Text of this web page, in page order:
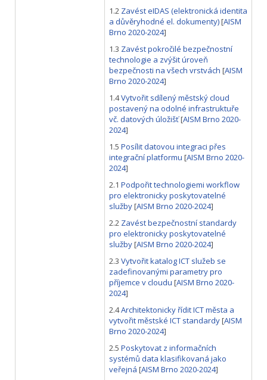
1.2 Zavést eIDAS (elektronická identita
a důvěryhodné el. dokumenty)[AISM
Brno 2020-2024]
1.3 Zavést pokročilé bezpečnostní
technologie a zvýšit úroveň
bezpečnosti na všech vrstvách [AISM
Brno 2020-2024]
1.4Vytvořit sdílený městský cloud
postavený na odolné infrastruktuře
vč. datových úložišť[AISM Brno 2020-
2024]
1.5 Posílit datovou integraci přes
integrační platformu [AISM Brno 2020-
2024]
2.1 Podpořit technologiemi workflow
pro elektronicky poskytovatelné
služby[AISM Brno 2020-2024]
2.2 Zavést bezpečnostní standardy
pro elektronicky poskytovatelné
služby[AISM Brno 2020-2024]
2.3 Vytvořit katalog ICT služeb se
zadefinovanými parametry pro
příjemce v cloudu [AISM Brno 2020-
2024]
2.4Architektonicky řídit ICT města a
vytvořit městské ICT standardy[AISM
Brno 2020-2024]
2.5 Poskytovat z informačních
systémů data klasifikovaná jako
veřejná [AISM Brno 2020-2024]